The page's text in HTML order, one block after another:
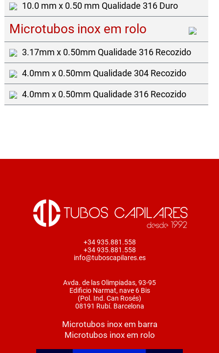
10.0 mm x 0.50 mm Qualidade 316 Duro
Microtubos inox em rolo
3.17mm x 0.50mm Qualidade 316 Recozido
4.0mm x 0.50mm Qualidade 304 Recozido
4.0mm x 0.50mm Qualidade 316 Recozido
+34 935.881.558
+34 935.881.558
info@tuboscapilares.es
Avda. de las Olimpiadas, 93-95
Edificio Narmat, nave 6 Bis
(Pol. Ind. Can Rosés)
08191 Rubí. Barcelona
Microtubos inox em barra
Microtubos inox em rolo